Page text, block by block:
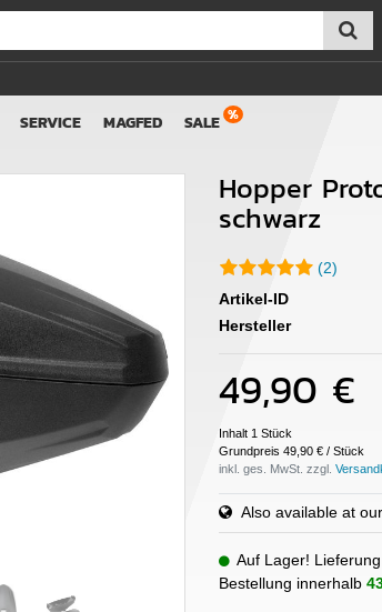
SERVICE MAGFED SALE
Hopper
schwarz
(2)
Artikel-ID
Hersteller
49,90 €
Inhalt 1 Stück
Grundpreis 49,90 € / Stück
inkl. ges. MwSt. zzgl.
Also available at
Auf Lager!
Bestellung innerhalb